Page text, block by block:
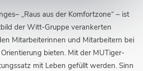
„Raus aus der Komfortzone“ – ist
der Witt-Gruppe verankerten
Mitarbeiterinnen und Mitarbeitern bei
bieten. Mit der MUTiger-
mit Leben gefüllt werden. Sinn